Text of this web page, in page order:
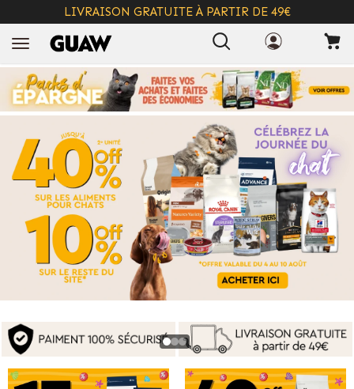
LIVRAISON GRATUITE À PARTIR DE 49€